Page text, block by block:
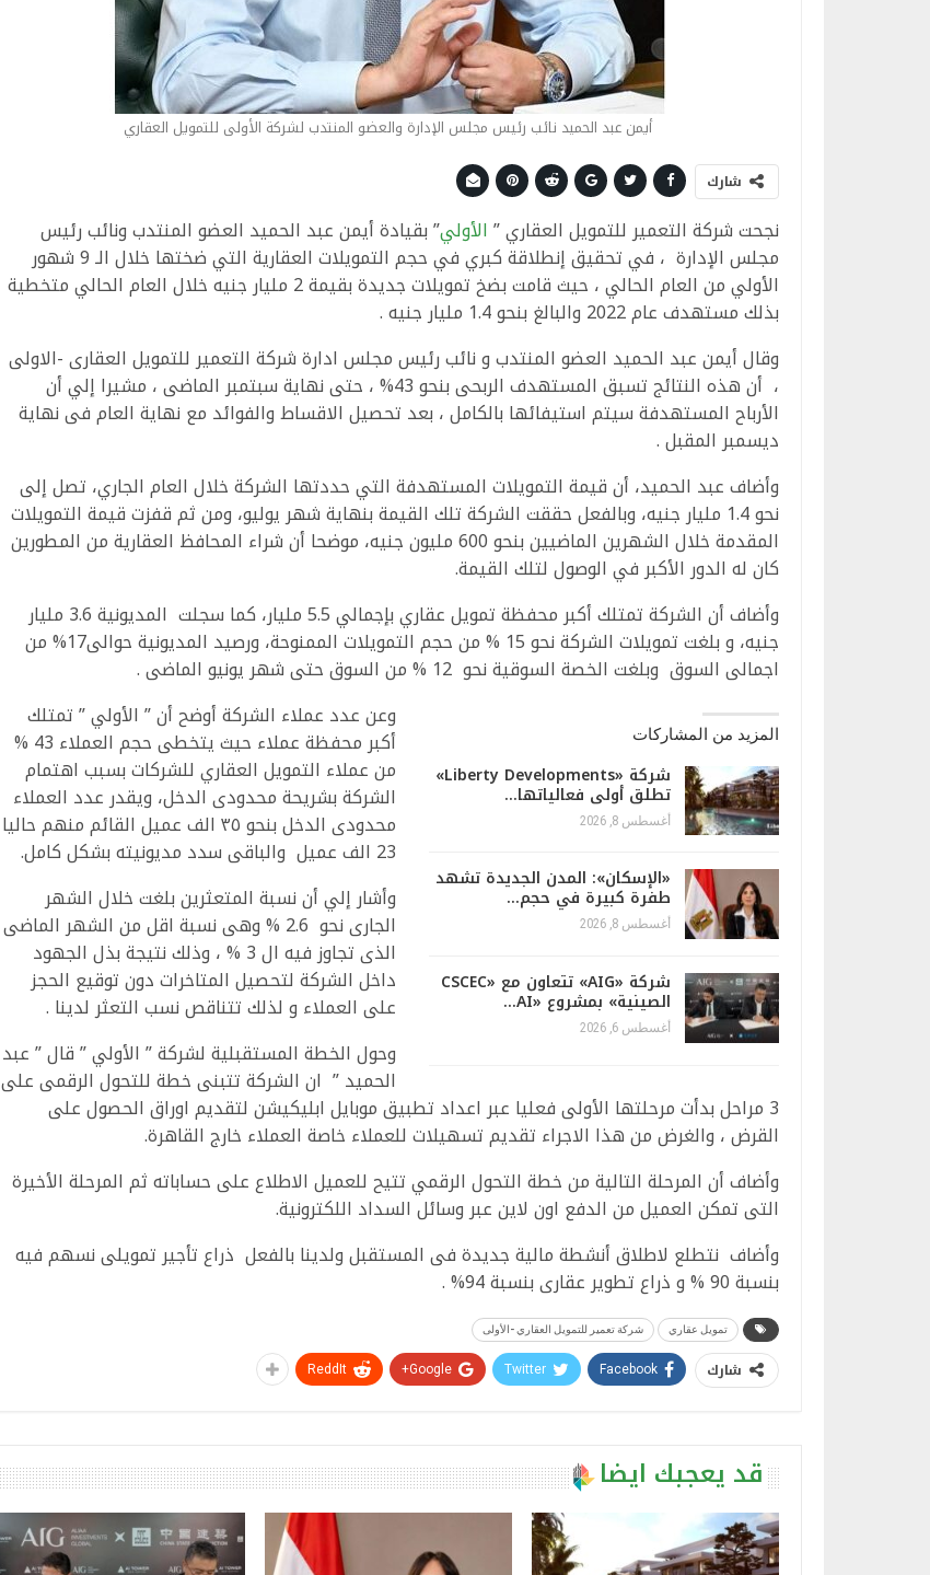
أيمن عبد الحميد نائب رئيس مجلس الإدارة والعضو المنتدب لشركة الأولى للتمويل العقاري
شارك
نجحت شركة التعمير للتمويل العقاري ” الأولي” بقيادة أيمن عبد الحميد العضو المنتدب ونائب رئيس
مجلس الإدارة ، في تحقيق إنطلاقة كبري في حجم التمويلات العقارية التي ضختها خلال الـ 9 شهور
الأولي من العام الحالي ، حيث قامت بضخ تمويلات جديدة بقيمة 2 مليار جنيه خلال العام الحالي متخطية
بذلك مستهدف عام 2022 والبالغ بنحو 1.4 مليار جنيه .
وقال أيمن عبد الحميد العضو المنتدب و نائب رئيس مجلس ادارة شركة التعمير للتمويل العقارى -الاولى
، أن هذه النتائج تسبق المستهدف الربحى بنحو 43% ، حتى نهاية سبتمبر الماضى ، مشيرا إلي أن
الأرباح المستهدفة سيتم استيفائها بالكامل ، بعد تحصيل الاقساط والفوائد مع نهاية العام فى نهاية
ديسمبر المقبل .
وأضاف عبد الحميد، أن قيمة التمويلات المستهدفة التي حددتها الشركة خلال العام الجاري، تصل إلى
نحو 1.4 مليار جنيه، وبالفعل حققت الشركة تلك القيمة بنهاية شهر يوليو، ومن ثم قفزت قيمة التمويلات
المقدمة خلال الشهرين الماضيين بنحو 600 مليون جنيه، موضحا أن شراء المحافظ العقارية من المطورين
كان له الدور الأكبر في الوصول لتلك القيمة.
وأضاف أن الشركة تمتلك أكبر محفظة تمويل عقاري بإجمالي 5.5 مليار، كما سجلت المديونية 3.6 مليار
جنيه، و بلغت تمويلات الشركة نحو 15 % من حجم التمويلات الممنوحة، ورصيد المديونية حوالى17% من
اجمالى السوق وبلغت الخصة السوقية نحو 12 % من السوق حتى شهر يونيو الماضى .
المزيد من المشاركات
شركة «Liberty Developments»
تطلق أولى فعالياتها…
أغسطس 8, 2026
«الإسكان»: المدن الجديدة تشهد
طفرة كبيرة في حجم…
أغسطس 8, 2026
شركة «AIG» تتعاون مع «CSCEC
الصينية» بمشروع «AI…
أغسطس 6, 2026
وعن عدد عملاء الشركة أوضح أن ” الأولي ” تمتلك
أكبر محفظة عملاء حيث يتخطى حجم العملاء 43 %
من عملاء التمويل العقاري للشركات بسبب اهتمام
الشركة بشريحة محدودى الدخل، ويقدر عدد العملاء
محدودى الدخل بنحو ٣٥ الف عميل القائم منهم حاليا
23 الف عميل والباقى سدد مديونيته بشكل كامل.
وأشار إلي أن نسبة المتعثرين بلغت خلال الشهر
الجارى نحو 2.6 % وهى نسبة اقل من الشهر الماضى
الذى تجاوز فيه ال 3 % ، وذلك نتيجة بذل الجهود
داخل الشركة لتحصيل المتاخرات دون توقيع الحجز
على العملاء و لذلك تتناقص نسب التعثر لدينا .
وحول الخطة المستقبلية لشركة ” الأولي ” قال ” عبد
الحميد ” ان الشركة تتبنى خطة للتحول الرقمى على
3 مراحل بدأت مرحلتها الأولى فعليا عبر اعداد تطبيق موبايل ابليكيشن لتقديم اوراق الحصول على
القرض ، والغرض من هذا الاجراء تقديم تسهيلات للعملاء خاصة العملاء خارج القاهرة.
وأضاف أن المرحلة التالية من خطة التحول الرقمي تتيح للعميل الاطلاع على حساباته ثم المرحلة الأخيرة
التى تمكن العميل من الدفع اون لاين عبر وسائل السداد اللكترونية.
وأضاف نتطلع لاطلاق أنشطة مالية جديدة فى المستقبل ولدينا بالفعل ذراع تأجير تمويلى نسهم فيه
بنسبة 90 % و ذراع تطوير عقارى بنسبة 94% .
تمويل عقاري شركة تعمير للتمويل العقاري -الأولى
شارك Facebook
Twitter
Google+
ReddIt
قد يعجبك ايضا